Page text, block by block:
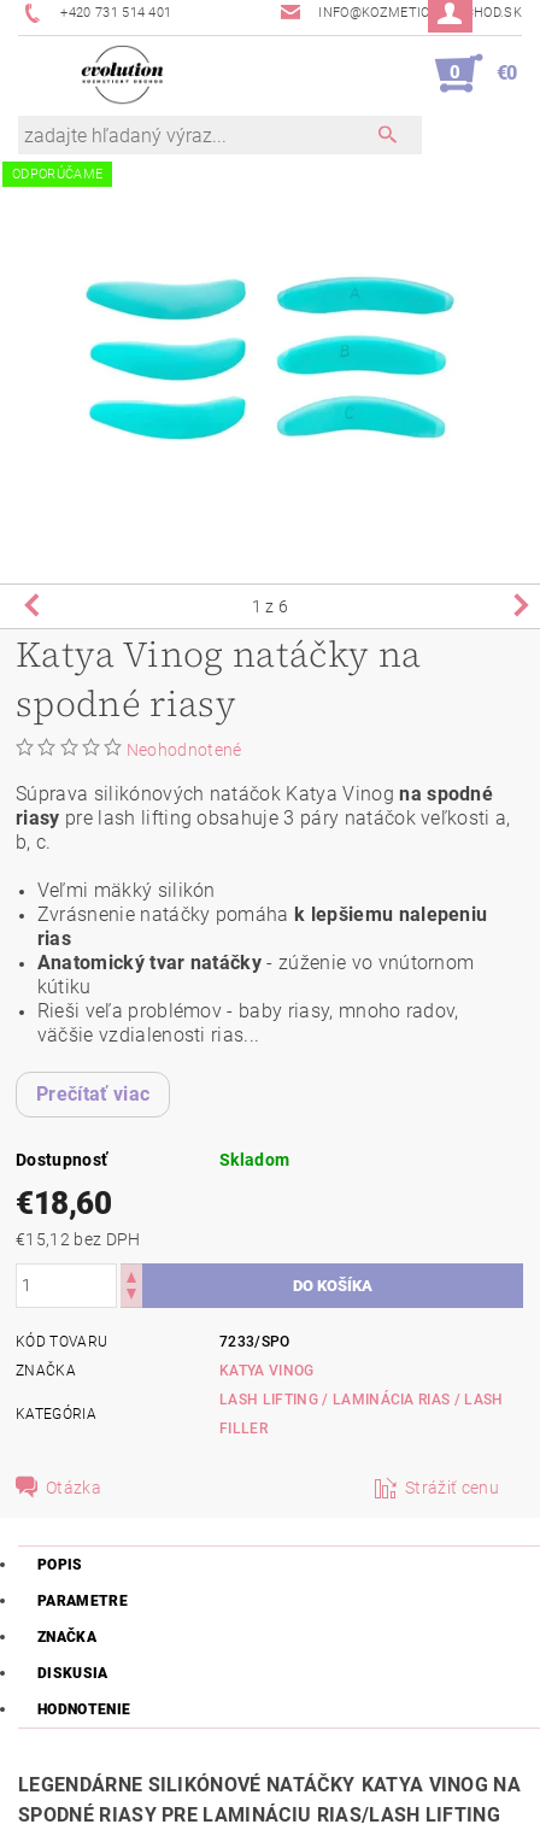
+420 731 514 401 INFO@KOZMETICKYOBCHOD.SK
0 €0
ODPORÚČAME
1 z 6
Katya Vinog natáčky na
spodné riasy
Neohodnotené
Súprava silikónových natáčok Katya Vinogna spodné
riasy pre lash lifting obsahuje 3 páry natáčok veľkosti a,
b, c.
Veľmi mäkký silikón
Zvrásnenie natáčky pomáha k lepšiemu nalepeniu
rias
Anatomický tvar natáčky - zúženie vo vnútornom
kútiku
Rieši veľa problémov - baby riasy, mnoho radov,
väčšie vzdialenosti rias...
Prečítať viac
Dostupnosť Skladom
€18,60
€15,12 bez DPH
KÓD TOVARU
7233/SPO
ZNAČKA
KATYA VINOG
KATEGÓRIA
LASH LIFTING / LAMINÁCIA RIAS / LASH
FILLER
Otázka Strážiť cenu
POPIS
PARAMETRE
ZNAČKA
DISKUSIA
HODNOTENIE
LEGENDÁRNE SILIKÓNOVÉ NATÁČKY KATYA VINOG NA
SPODNÉ RIASY PRE LAMINÁCIU RIAS/LASH LIFTING